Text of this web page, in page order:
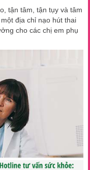
tận tâm, tận tụy và tâm
địa chỉ nạo hút thai
cho các chị em phụ